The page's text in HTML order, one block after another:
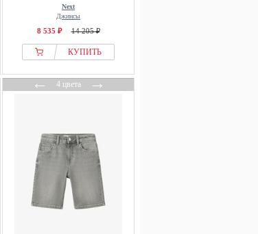
Next
Джинсы
8 535 ₽ 14 205 ₽
КУПИТЬ
←4 цвета→